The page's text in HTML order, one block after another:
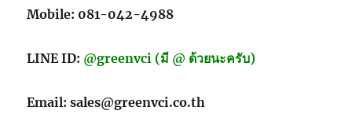
ขนส่ง
Mobile: 081-042-4988
LINE ID: @greenvci (มี @ ด้วยนะครับ)
Email: sales@greenvci.co.th